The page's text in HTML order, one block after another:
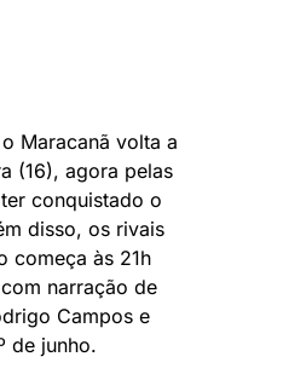
Maracanã volta a
(16), agora pelas
conquistado o
disso, os rivais
começa às 21h
com narração de
Campos e
de junho.